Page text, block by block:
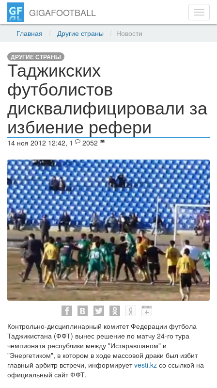
GIGAFOOTBALL
Главная Другие страны Новости
ДРУГИЕ СТРАНЫ
Таджикских
футболистов
дисквалифицировали за
избиение рефери
14 ноя 2012 12:42, 1 2052
Контрольно-дисциплинарный комитет Федерации футбола
Таджикистана (ФФТ) вынес решение по матчу 24-го тура
чемпионата республики между "Истаравшаном" и
"Энергетиком", в котором в ходе массовой драки был избит
главный арбитр встречи, информируетvesti.kz со ссылкой на
официальный сайт ФФТ.